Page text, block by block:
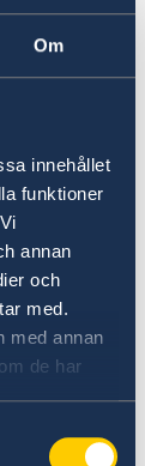
Om
innehållet
funktioner
annan
och
med.
med annan
de har
(local
coughing
meat
with